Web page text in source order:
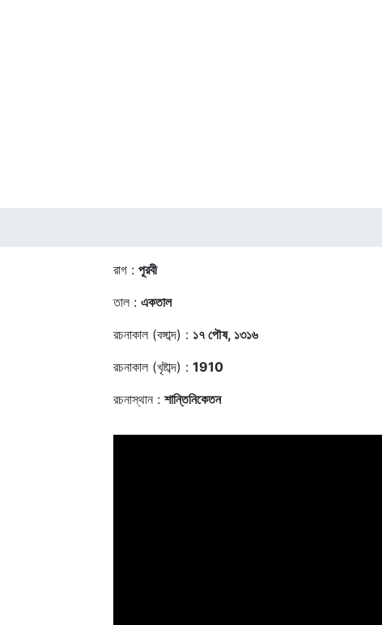
রাগ : পূরবী
তাল : একতাল
রচনাকাল (বঙ্গাব্দ) : ১৭ পৌষ, ১৩১৬
রচনাকাল (খৃষ্টাব্দ) : 1910
রচনাস্থান : শান্তিনিকেতন